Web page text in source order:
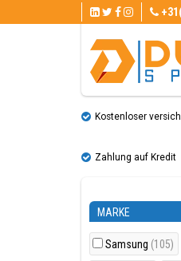
Kostenloser
Zahlung auf Kredit
MARKE
Samsung (105)